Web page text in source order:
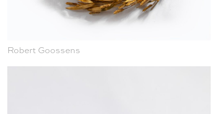
Robert Goossens